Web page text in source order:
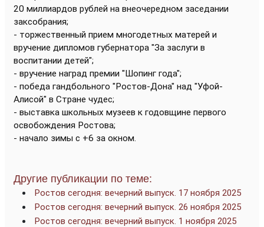
20 миллиардов рублей на внеочередном заседании
заксобрания;
- торжественный прием многодетных матерей и
вручение дипломов губернатора "За заслуги в
воспитании детей";
- вручение наград премии "Шопинг года";
- победа гандбольного "Ростов-Дона" над "Уфой-
Алисой" в Стране чудес;
- выставка школьных музеев к годовщине первого
освобождения Ростова;
- начало зимы с +6 за окном.
Другие публикации по теме:
Ростов сегодня: вечерний выпуск. 17 ноября 2025
Ростов сегодня: вечерний выпуск. 26 ноября 2025
Ростов сегодня: вечерний выпуск. 1 ноября 2025